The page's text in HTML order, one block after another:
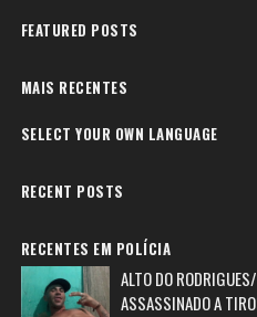
FEATURED POSTS
MAIS RECENTES
SELECT YOUR OWN LANGUAGE
RECENT POSTS
RECENTES EM POLÍCIA
ALTO DO
ASSASSINADO A